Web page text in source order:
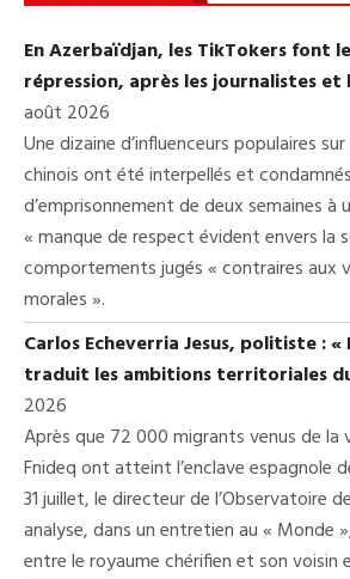
En Azerbaïdjan, les TikTokers font
répression, après les journalistes et
août 2026
Une dizaine d’influenceurs populaires
chinois ont été interpellés et
d’emprisonnement de deux semaines à
« manque de respect évident envers la
comportements jugés « contraires aux
morales ».
Carlos Echeverria Jesus, politiste : «
traduit les ambitions territoriales
2026
Après que 72 000 migrants venus de la
Fnideq ont atteint l’enclave espagnole
31 juillet, le directeur de l’Observatoire
analyse, dans un entretien au « Monde
entre le royaume chérifien et son voisin